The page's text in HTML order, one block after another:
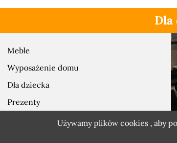
Dla
Meble
Wyposażenie domu
Dla dziecka
Prezenty
Zobacz równieżUżywamy plików cookies , aby